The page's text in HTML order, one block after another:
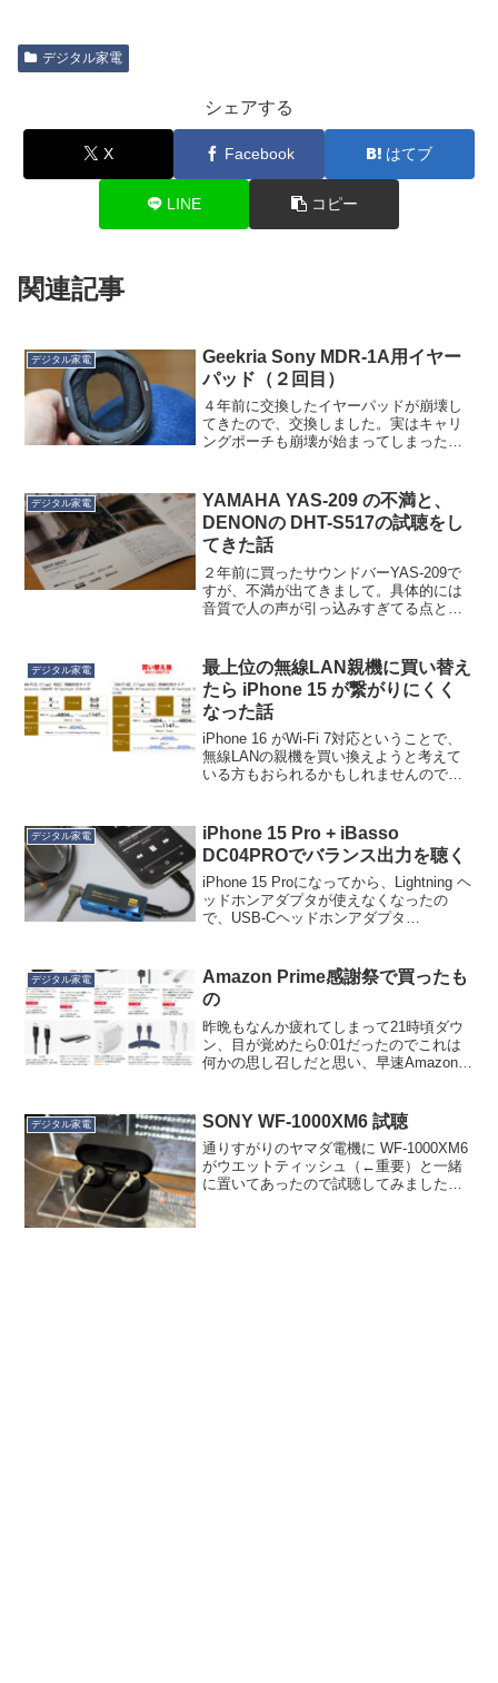
デジタル家電
シェアする
X Facebook はてブ
LINE コピー
関連記事
デジタル家電
Geekria Sony MDR-1A用イヤー
パッド（２回目）
４年前に交換したイヤーパッドが崩壊し
てきたので、交換しました。実はキャリ
ングポーチも崩壊が始まってしまったん
社から出ていますが、冒険せず実績のあ
る Geekria 社の...
デジタル家電
YAMAHA YAS-209 の不満と、
DENONの DHT-S517の試聴をし
てきた話
２年前に買ったサウンドバーYAS-209で
すが、不満が出てきまして。具体的には
音質で人の声が引っ込みすぎてる点と、
時があってテレビを再起動しないと音が
出なくな...
デジタル家電
最上位の無線LAN親機に買い替え
たら iPhone 15 が繋がりにくく
なった話
iPhone 16 がWi-Fi 7対応ということで、
無線LANの親機を買い換えようと考えて
いる方もおられるかもしれませんので、
の最上位機に買い替えましたが...
デジタル家電
iPhone 15 Pro + iBasso
DC04PROでバランス出力を聴く
iPhone 15 Proになってから、Lightning ヘ
ッドホンアダプタが使えなくなったの
で、USB-Cヘッドホンアダプタ
通はこれで不満はありませ...
デジタル家電
Amazon Prime感謝祭で買ったも
の
昨晩もなんか疲れてしまって21時頃ダウ
ン、目が覚めたら0:01だったのでこれは
何かの思し召しだと思い、早速Amazon
なりがちですが、さすがに0:01だと...
デジタル家電 SONY WF-1000XM6 試聴
通りすがりのヤマダ電機に WF-1000XM6
がウエットティッシュ（←重要）と一緒
に置いてあったので試聴してみました。